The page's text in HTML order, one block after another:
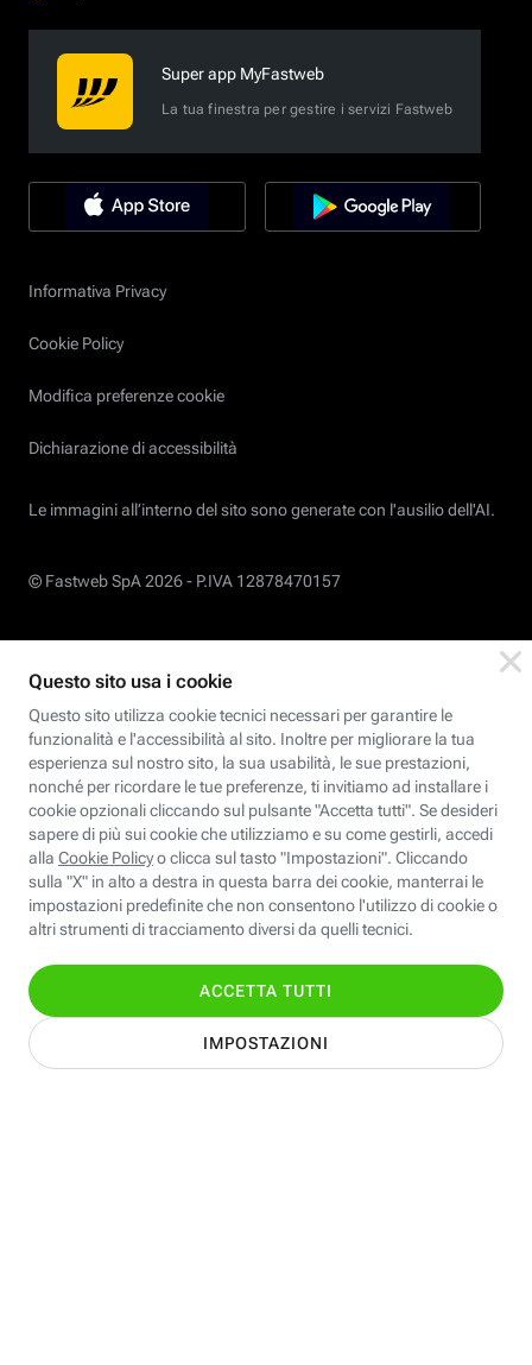
Super app MyFastweb
La tua finestra per gestire i servizi Fastweb
Informativa Privacy
Cookie Policy
Modifica preferenze cookie
Dichiarazione di accessibilità
Le immagini all’interno del sito sono generate con l'ausilio dell'AI.
© Fastweb SpA 2026 - P.IVA 12878470157